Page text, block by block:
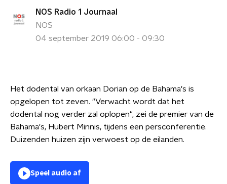
NOS Radio 1 Journaal
NOS
04 september 2019 06:00 - 09:30
Het dodental van orkaan Dorian op de Bahama's is
opgelopen tot zeven. "Verwacht wordt dat het
dodental nog verder zal oplopen", zei de premier van de
Bahama's, Hubert Minnis, tijdens een persconferentie.
Duizenden huizen zijn verwoest op de eilanden.
Speel audio af